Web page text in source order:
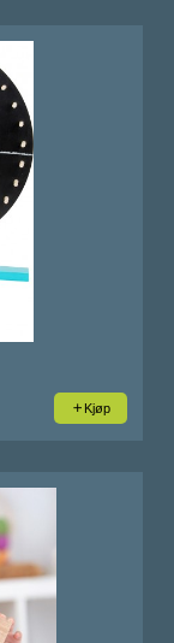
Kjøp